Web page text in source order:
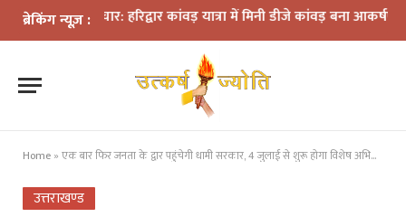
ब्रेकिंग न्यूज़ :
नवाचार: हरिद्वार कांवड़ यात्रा में मिनी डीजे कांवड़ बना आकर्षण धराली
Home » एक बार फिर जनता के द्वार पहुंचेगी धामी सरकार, 4 जुलाई से शुरू होगा विशेष अभियान
उत्तराखण्ड